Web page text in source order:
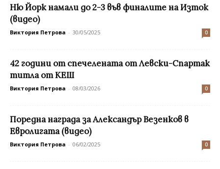
Ню Йорк намали до 2-3 във финалите на Изток
(видео)
Виктория Петрова - 30/05/2025 0
42 години от спечелената от Левски-Спартак
титла от КЕШ
Виктория Петрова - 08/03/2026 0
Поредна награда за Александър Везенков в
Евролигата (видео)
Виктория Петрова - 06/02/2025 0